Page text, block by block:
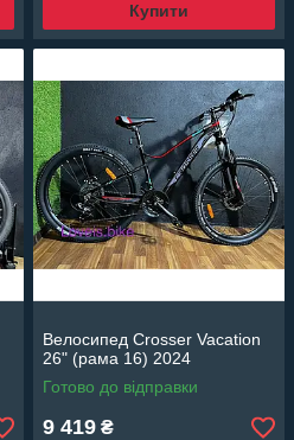
Купити
Велосипед Crosser Vacation
26" (рама 16) 2024
Готово до відправки
9 419 ₴